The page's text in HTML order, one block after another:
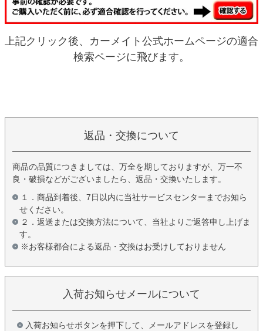
上記クリック後、カーメイト公式ホームページの適合
検索ページに飛びます。
返品・交換について
商品の品質につきましては、万全を期しておりますが、万一不
良・破損などがございましたら、返品・交換いたします。
１．商品到着後、7日以内に当社サービスセンターまでお知ら
せください。
２．返送または交換方法について、当社よりご返答申し上げま
す。
※お客様都合による返品・交換はお受けしておりません
入荷お知らせメールについて
入荷お知らせボタンを押下して、メールアドレスを登録し